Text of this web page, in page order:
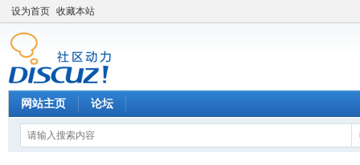
设为首页 收藏本站
网站主页 论坛